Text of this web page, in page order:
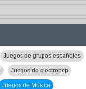
Juegos de grupos españoles
Juegos de electropop
Juegos de Música